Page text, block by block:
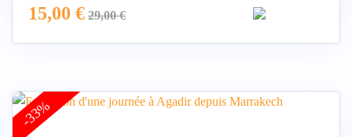
15,00 € 29,00€
-33%